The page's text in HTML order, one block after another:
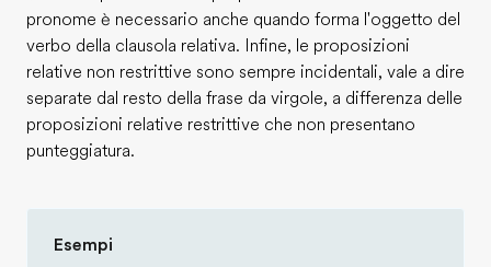
pronome è necessario anche quando forma l'oggetto del
verbo della clausola relativa. Infine, le proposizioni
relative non restrittive sono sempre incidentali, vale a dire
separate dal resto della frase da virgole, a differenza delle
proposizioni relative restrittive che non presentano
punteggiatura.
Esempi